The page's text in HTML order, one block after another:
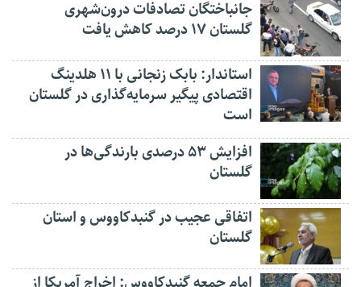
جانباختگان تصادفات درون‌شهری
گلستان ۱۷ درصد کاهش یافت
استاندار: بابک زنجانی با ۱۱ هلدینگ
اقتصادی پیگیر سرمایه‌گذاری در گلستان
است
افزایش ۵۳ درصدی بارندگی‌ها در
گلستان
اتفاقی عجیب در‌ گنبدکاووس و استان
گلستان